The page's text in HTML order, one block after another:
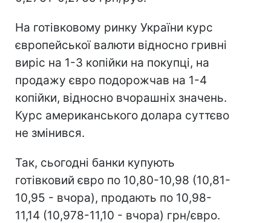
На готівковому ринку України курс
європейської валюти відносно гривні
виріс на 1-3 копійки на покупці, на
продажу євро подорожчав на 1-4
копійки, відносно вчорашніх значень.
Курс американського долара суттєво
не змінився.
Так, сьогодні банки купують
готівковий євро по 10,80-10,98 (10,81-
10,95 - вчора), продають по 10,98-
11,14 (10,978-11,10 - вчора) грн/євро.